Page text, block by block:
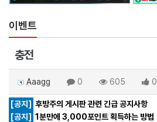
이벤트
충전
Aaagg 0 605 0
[공지] 후방주의 게시판 관련 긴급 공지사항
[공지] 1분만에 3,000포인트 획득하는 방법